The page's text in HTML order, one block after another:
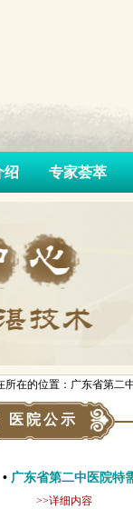
绍 专家荟萃
所在的位置：广东省第二
医院公示
• 广东省第二中医院特
>>详细内容